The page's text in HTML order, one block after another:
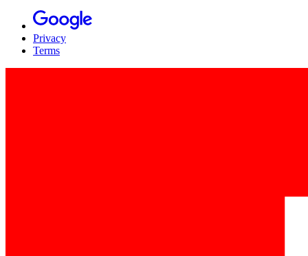
Privacy
Terms